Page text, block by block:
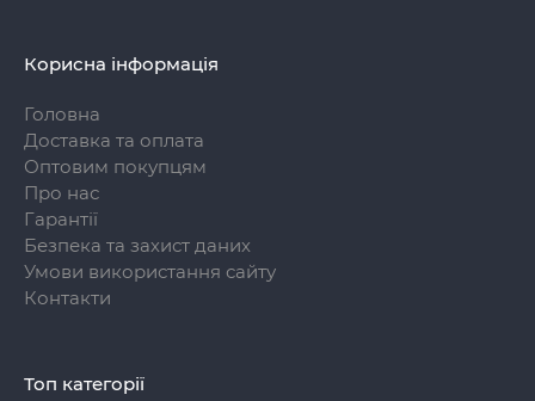
Корисна інформація
Головна
Доставка та оплата
Оптовим покупцям
Про нас
Гарантії
Безпека та захист даних
Умови використання сайту
Контакти
Топ категорії